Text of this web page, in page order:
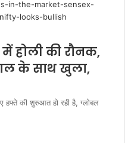
होली की रौनक,
के साथ खुला,
की शुरुआत हो रही है, ग्लोबल